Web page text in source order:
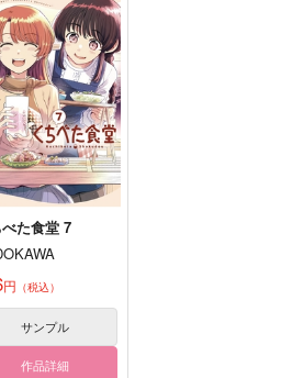
いーとハニー
ぶっく
円
サンプル
and BOW
のへや
770円（税込）
ヤ×アルトリア
サンプル
カート
べた食堂 7
円 （税込）
サンプル
作品詳細